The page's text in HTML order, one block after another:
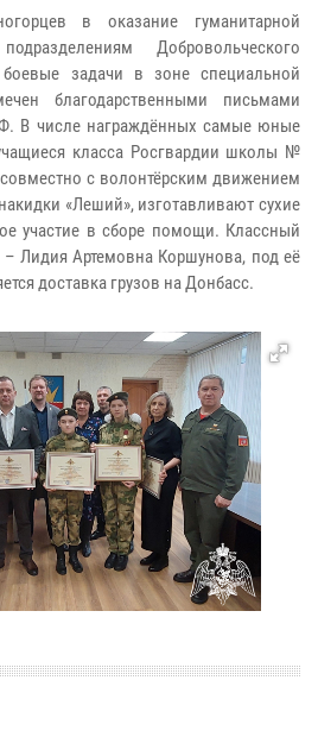
в оказание гуманитарной
Добровольческого
задачи в зоне специальной
благодарственными письмами
В числе награждённых самые юные
класса Росгвардии школы №
с волонтёрским движением
«Леший», изготавливают сухие
участие в сборе помощи. Классный
– Лидия Артемовна Коршунова, под её
доставка грузов на Донбасс.